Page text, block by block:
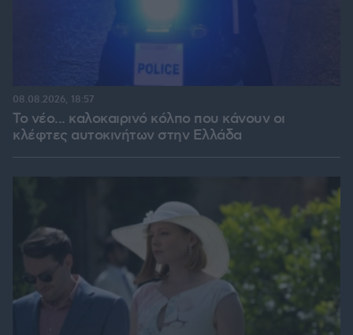
Το νέο... καλοκαιρινό κόλπο που κάνουν οι
κλέφτες αυτοκινήτων στην Ελλάδα
08.08.2026, 18:57